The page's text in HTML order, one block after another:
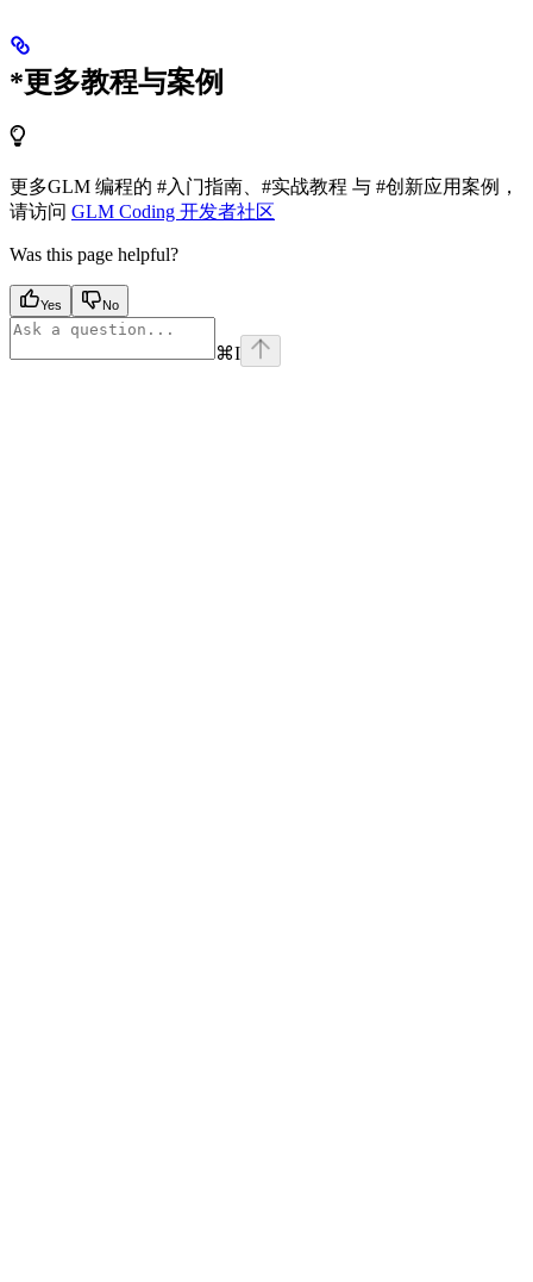
*更多教程与案例
更多GLM 编程的 #入门指南、#实战教程 与 #创新应用案例，
请访问 GLM Coding 开发者社区
Was this page helpful?
Yes No
⌘I